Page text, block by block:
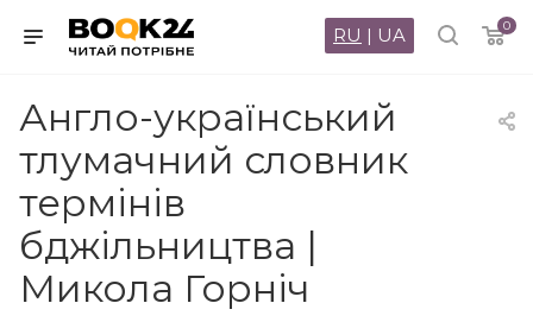
0
RU | UA
Англо-український
тлумачний словник
термінів
бджільництва |
Микола Горніч